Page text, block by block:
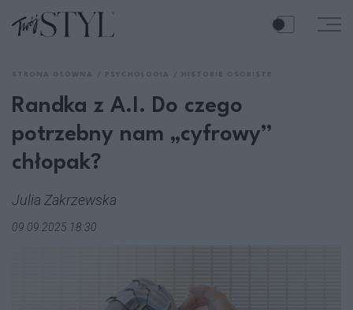
Randka z A.I. Do czego
potrzebny nam „cyfrowy”
chłopak?
Julia Zakrzewska
09.09.2025 18:30